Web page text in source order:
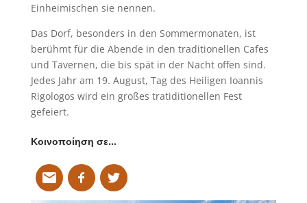
Einheimischen sie nennen.
Das Dorf, besonders in den Sommermonaten, ist
berühmt für die Abende in den traditionellen Cafes
und Tavernen, die bis spät in der Nacht offen sind.
Jedes Jahr am 19. August, Tag des Heiligen Ioannis
Rigologos wird ein großes tratiditionellen Fest
gefeiert.
Κοινοποίηση σε…